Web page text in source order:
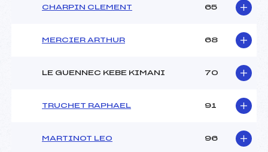
CHARPIN CLEMENT 65
MERCIER ARTHUR 68
LE GUENNEC KEBE KIMANI 70
TRUCHET RAPHAEL 91
MARTINOT LEO 96